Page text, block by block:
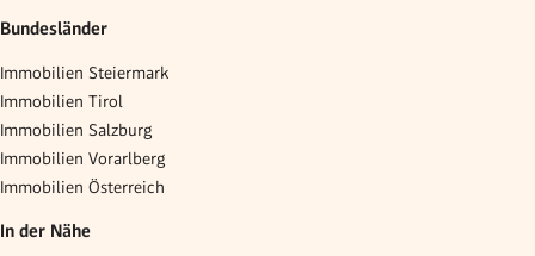
Bundesländer
Immobilien Steiermark
Immobilien Tirol
Immobilien Salzburg
Immobilien Vorarlberg
Immobilien Österreich
In der Nähe